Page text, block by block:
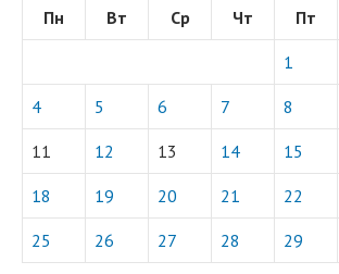
Пн
Вт Ср Чт Пт
1
4 5 6 7 8
11 12 13 14 15
18 19 20 21 22
25 26 27 28 29